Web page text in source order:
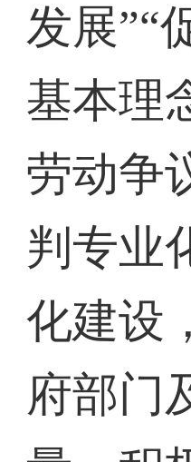
发展”“
基本理
劳动争
判专业
化建设
府部门